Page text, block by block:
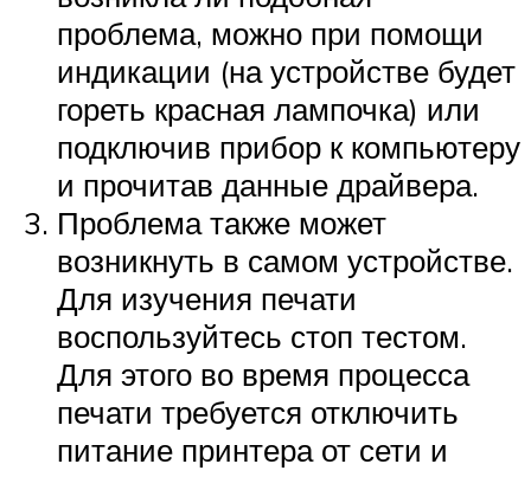
проблема, можно при помощи
индикации (на устройстве будет
гореть красная лампочка) или
подключив прибор к компьютеру
и прочитав данные драйвера.
Проблема также может
возникнуть в самом устройстве.
Для изучения печати
воспользуйтесь стоп тестом.
Для этого во время процесса
печати требуется отключить
питание принтера от сети и